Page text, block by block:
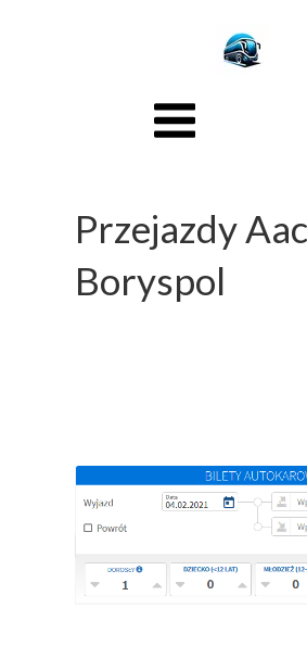
Przejazdy
Boryspol